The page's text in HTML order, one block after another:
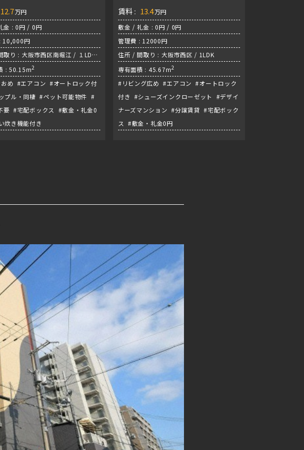
12.7万円
金 : 0円 / 0円
10,000円
取り : 大阪市西区南堀江 / １LDK
『桜川駅』
: 50.15m2
め #エアコン #オートロック付
プル・同棲 #ペット可能物件 #
要 #宅配ボックス #敷金・礼金0
炊き機能付き
賃料 : 13.4万円
敷金 / 礼金 : 0円 / 0円
管理費 : 12000円
住所 / 間取り : 大阪市西区 / 1LDK
専有面積 : 45.67m2
#リビング広め #エアコン #オートロック
付き #シューズインクローゼット #デザイ
ナーズマンション #分譲賃貸 #宅配ボック
ス #敷金・礼金0円